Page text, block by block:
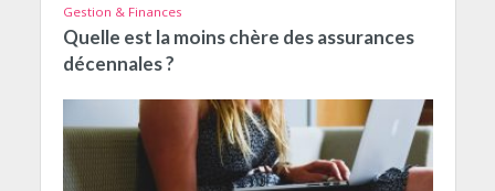
Gestion & Finances
Quelle est la moins chère des assurances
décennales ?